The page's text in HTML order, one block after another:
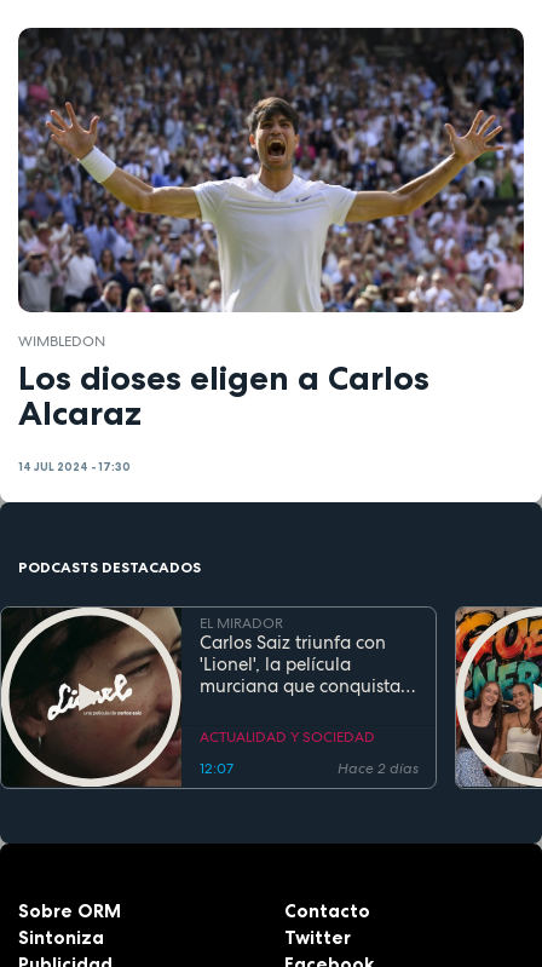
WIMBLEDON
Los dioses eligen a Carlos
Alcaraz
14 JUL 2024 - 17:30
PODCASTS DESTACADOS
EL MIRADOR
Carlos Saiz triunfa con
'Lionel', la película
murciana que conquista
estreno
ACTUALIDAD Y SOCIEDAD
12:07
Hace 2 días
Sobre ORM
Sintoniza
Contacto
Twitter